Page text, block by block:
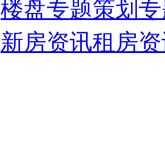
楼盘专题策划
新房资讯租房